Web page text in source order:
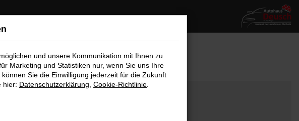
und unsere Kommunikation mit Ihnen zu
Marketing und Statistiken nur, wenn Sie uns Ihre
Sie die Einwilligung jederzeit für die Zukunft
hier: Datenschutzerklärung Cookie-Richtlinie